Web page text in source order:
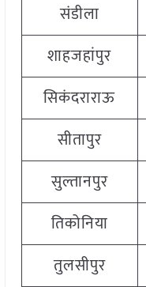
संडीला
शाहजहांपुर
सिकंदराराऊ
सीतापुर
सुल्तानपुर
तिकोनिया
तुलसीपुर